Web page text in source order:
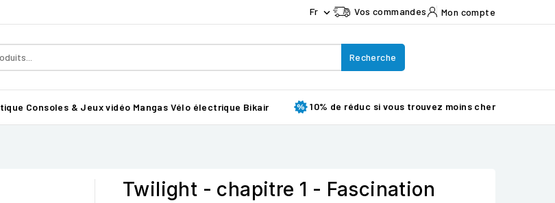
Fr  Vos commandes Mon compte
Recherche
Consoles & Jeux vidéo Mangas Vélo électrique Bikair 10% de réduc si vous trouvez moins cher
Twilight - chapitre 1 - Fascination